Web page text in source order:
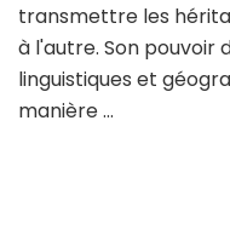
transmettre les
à l'autre. Son pouvoir
linguistiques et
manière …